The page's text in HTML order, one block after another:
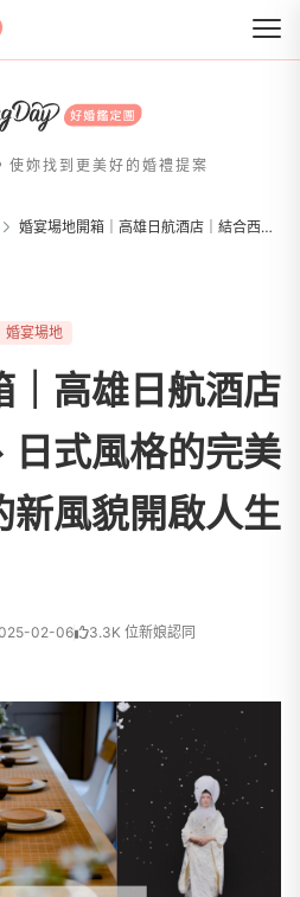
婚市集
使妳找到更美好的婚禮提案
婚宴場地開箱｜高雄日航酒店｜結合西式、日式風格的完美儀式，婚禮的新風貌開啟人生幸福篇章！
婚宴場地
｜高雄日航酒店
日式風格的完美
新風貌開啟人生
02-06 3.3K 位新娘認同